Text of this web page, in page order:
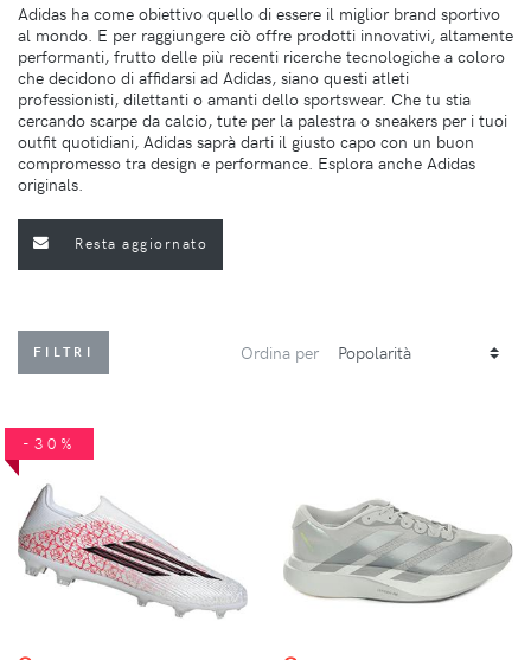
Adidas ha come obiettivo quello di essere il miglior brand sportivo
al mondo. E per raggiungere ciò offre prodotti innovativi, altamente
performanti, frutto delle più recenti ricerche tecnologiche a coloro
che decidono di affidarsi ad Adidas, siano questi atleti
professionisti, dilettanti o amanti dello sportswear. Che tu stia
cercando scarpe da calcio, tute per la palestra o sneakers per i tuoi
outfit quotidiani, Adidas saprà darti il giusto capo con un buon
compromesso tra design e performance. Esplora anche Adidas
originals.
Resta aggiornato
FILTRI Ordina per
-30%